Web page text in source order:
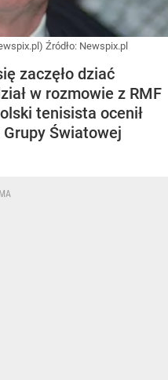
Źródło: Newspix.pl
zaczęło dziać
w rozmowie z RMF
tenisista ocenił
Światowej